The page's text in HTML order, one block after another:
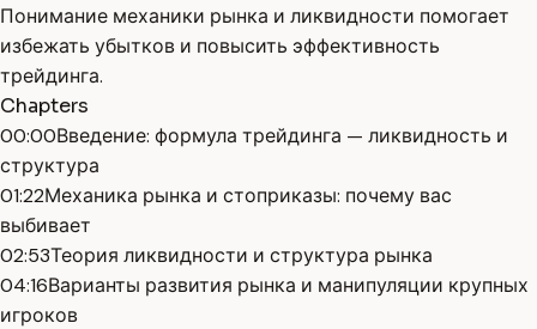
Понимание механики рынка и ликвидности помогает
избежать убытков и повысить эффективность
трейдинга.
Chapters
00:00Введение: формула трейдинга — ликвидность и
структура
01:22Механика рынка и стоприказы: почему вас
выбивает
02:53Теория ликвидности и структура рынка
04:16Варианты развития рынка и манипуляции крупных
игроков